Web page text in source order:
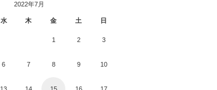
2022年7月
水 木 金 土 日
1 2 3
6 7 8 9 10